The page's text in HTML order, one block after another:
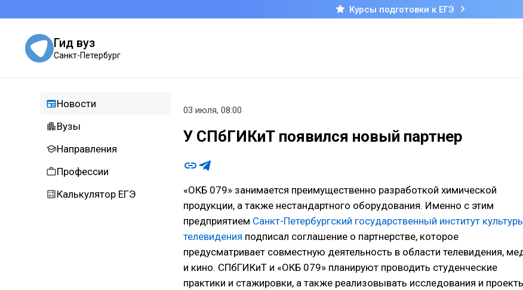
Курсы подготовки к ЕГЭ
Гид вуз
Санкт-Петербург
Новости
Вузы
Направления
Профессии
Калькулятор ЕГЭ
03 июля, 08:00
У СПбГИКиТ появился новый партнер
«ОКБ 079» занимается преимущественно разработкой химической
продукции, а также нестандартного оборудования. Именно с этим
предприятием Санкт-Петербургский государственный институт
телевидения подписал соглашение о партнерстве, которое
предусматривает совместную деятельность в области телевидения,
и кино. СПбГИКиТ и «ОКБ 079» планируют проводить студенческие
практики и стажировки, а также реализовывать исследования и